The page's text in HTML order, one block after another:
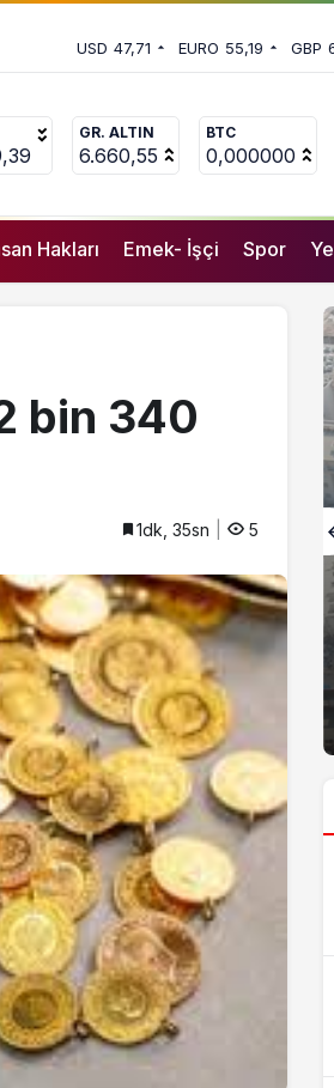
USD 47,71 EURO 55,19 GBP
GR. ALTIN
6.660,55
BTC
0,000000
Hakları Emek- İşçi Spor
bin 340
1dk, 35sn 5
eden Mersin vekili
açıklama:
çocuğu, suçlanan
önüne gelip
vermez”